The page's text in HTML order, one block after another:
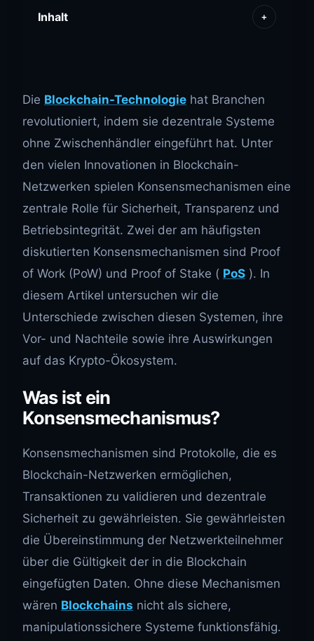
Inhalt +
Die Blockchain-Technologie hat Branchen
revolutioniert, indem sie dezentrale Systeme
ohne Zwischenhändler eingeführt hat. Unter
den vielen Innovationen in Blockchain-
Netzwerken spielen Konsensmechanismen eine
zentrale Rolle für Sicherheit, Transparenz und
Betriebsintegrität. Zwei der am häufigsten
diskutierten Konsensmechanismen sind Proof
of Work (PoW) und Proof of Stake ( PoS ). In
diesem Artikel untersuchen wir die
Unterschiede zwischen diesen Systemen, ihre
Vor- und Nachteile sowie ihre Auswirkungen
auf das Krypto-Ökosystem.
Was ist ein
Konsensmechanismus?
Konsensmechanismen sind Protokolle, die es
Blockchain-Netzwerken ermöglichen,
Transaktionen zu validieren und dezentrale
Sicherheit zu gewährleisten. Sie gewährleisten
die Übereinstimmung der Netzwerkteilnehmer
über die Gültigkeit der in die Blockchain
eingefügten Daten. Ohne diese Mechanismen
wären Blockchains nicht als sichere,
manipulationssichere Systeme funktionsfähig.